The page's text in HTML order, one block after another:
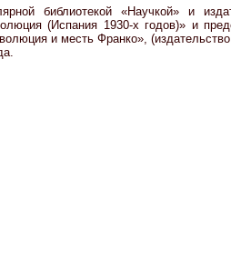
библиотекой «Научкой» и
(Испания 1930-х годов)» и
и месть Франко»,